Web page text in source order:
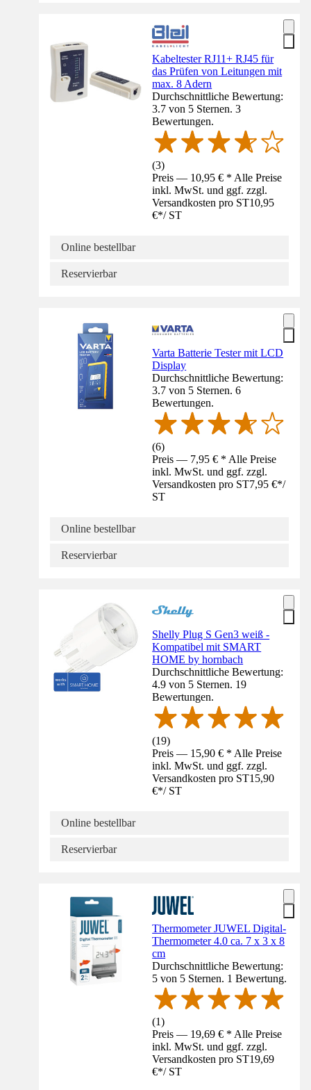
Kabeltester RJ11+ RJ45 für
das Prüfen von Leitungen mit
max. 8 Adern
Durchschnittliche Bewertung:
3.7 von 5 Sternen. 3
Bewertungen.
(3)
Preis — 10,95 € * Alle Preise
inkl. MwSt. und ggf. zzgl.
Versandkosten pro ST10,95
€*/ ST
Online bestellbar
Reservierbar
Varta Batterie Tester mit LCD
Display
Durchschnittliche Bewertung:
3.7 von 5 Sternen. 6
Bewertungen.
(6)
Preis — 7,95 € * Alle Preise
inkl. MwSt. und ggf. zzgl.
Versandkosten pro ST7,95 €*/
ST
Online bestellbar
Reservierbar
Shelly Plug S Gen3 weiß -
Kompatibel mit SMART
HOME by hornbach
Durchschnittliche Bewertung:
4.9 von 5 Sternen. 19
Bewertungen.
(19)
Preis — 15,90 € * Alle Preise
inkl. MwSt. und ggf. zzgl.
Versandkosten pro ST15,90
€*/ ST
Online bestellbar
Reservierbar
Thermometer JUWEL Digital-
Thermometer 4.0 ca. 7 x 3 x 8
cm
Durchschnittliche Bewertung:
5 von 5 Sternen. 1 Bewertung.
(1)
Preis — 19,69 € * Alle Preise
inkl. MwSt. und ggf. zzgl.
Versandkosten pro ST19,69
€*/ ST